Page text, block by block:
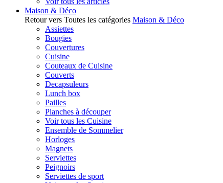
Maison & Déco
Retour vers Toutes les catégories Maison & Déco
Assiettes
Bougies
Couvertures
Cuisine
Couteaux de Cuisine
Couverts
Decapsuleurs
Lunch box
Pailles
Planches à découper
Voir tous les Cuisine
Ensemble de Sommelier
Horloges
Magnets
Serviettes
Peignoirs
Serviettes de sport